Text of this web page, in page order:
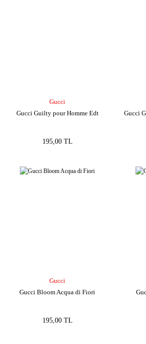
Gucci
Gucci Guilty pour Homme Edt
195,00 TL
Gucci
Gucci
Gucci Bloom Acqua di Fiori
195,00 TL